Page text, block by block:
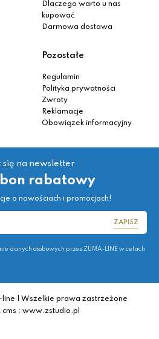
Dlaczego warto u nas
kupować
Darmowa dostawa
Pozostałe
Regulamin
Polityka prywatności
Zwroty
Reklamacje
Obowiązek informacyjny
się na newsletter
rabatowy
o nowościach i promocjach!
ZAPISZ
danych osobowych przez ZUMA-LINE w celach
| Wszelkie prawa zastrzeżone
cms : www.zstudio.pl